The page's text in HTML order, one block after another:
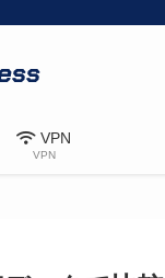
VPN
VPN